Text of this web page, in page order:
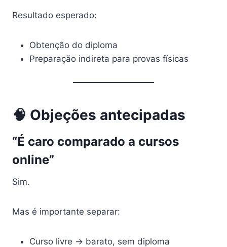
Resultado esperado:
Obtenção do diploma
Preparação indireta para provas físicas
🧠 Objeções antecipadas
“É caro comparado a cursos
online”
Sim.
Mas é importante separar:
Curso livre → barato, sem diploma